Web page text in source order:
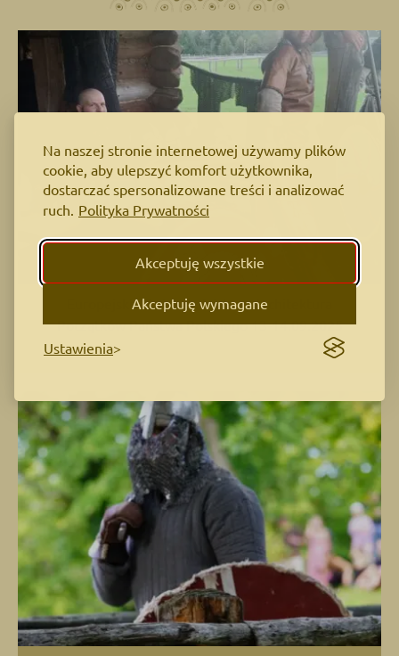
Na naszej stronie internetowej używamy plików
cookie, aby ulepszyć komfort użytkownika,
dostarczać spersonalizowane treści i analizować
ruch.
Polityka Prywatności
Akceptuję wszystkie
Akceptuję wymagane
Ustawienia
Europejskie Dni Dziedzictwa, Architektura
Początków Państwa Polskiego 13-14.09.2025